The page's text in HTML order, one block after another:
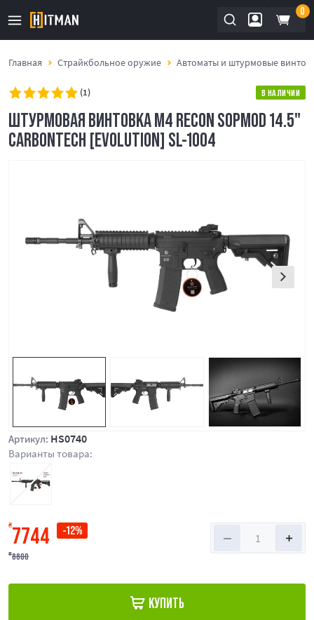
0
Главная Страйкбольное оружие Автоматы и штурмовые
(1) В НАЛИЧИИ
ШТУРМОВАЯ ВИНТОВКА M4 RECON SOPMOD 14.5"
CARBONTECH [EVOLUTION] SL-1004
Артикул: HS0740
Варианты товара:
-12%
₴7744
₴8800
КУПИТЬ